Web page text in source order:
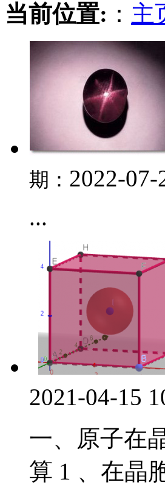
当前位置: ： 主
期： 2022-
...
2021-04-15
一、原子在
算 1 、在晶